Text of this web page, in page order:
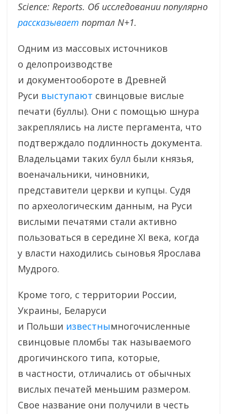
Science: Reports. Об исследовании популярно
рассказывает портал N+1.
Одним из массовых источников
о делопроизводстве
и документообороте в Древней
Руси выступают свинцовые вислые
печати (буллы). Они с помощью шнура
закреплялись на листе пергамента, что
подтверждало подлинность документа.
Владельцами таких булл были князья,
военачальники, чиновники,
представители церкви и купцы. Судя
по археологическим данным, на Руси
вислыми печатями стали активно
пользоваться в середине XI века, когда
у власти находились сыновья Ярослава
Мудрого.
Кроме того, с территории России,
Украины, Беларуси
и Польши известнымногочисленные
свинцовые пломбы так называемого
дрогичинского типа, которые,
в частности, отличались от обычных
вислых печатей меньшим размером.
Свое название они получили в честь